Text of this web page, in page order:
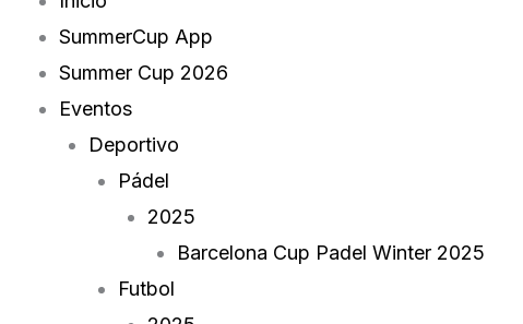
t
a
e
b
o
SummerCup App
Summer Cup 2026
Eventos
Deportivo
Pádel
2025
Barcelona Cup Padel Winter 2025
Futbol